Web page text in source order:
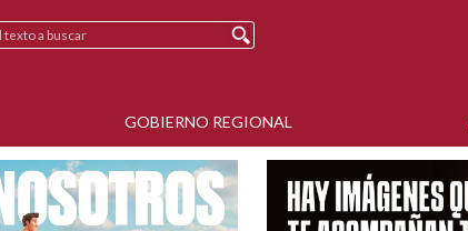
GOBIERNO REGIONAL